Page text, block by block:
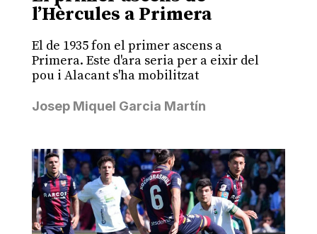
l’Hèrcules a Primera
El de 1935 fon el primer ascens a
Primera. Este d'ara seria per a eixir del
pou i Alacant s'ha mobilitzat
Josep Miquel Garcia Martín